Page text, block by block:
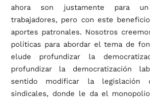
ahora son justamente para
trabajadores, pero con este
aportes patronales. Nosotros
políticas para abordar el tema de
elude profundizar la
profundizar la democratización
sentido modificar la legislación
sindicales, donde le da el